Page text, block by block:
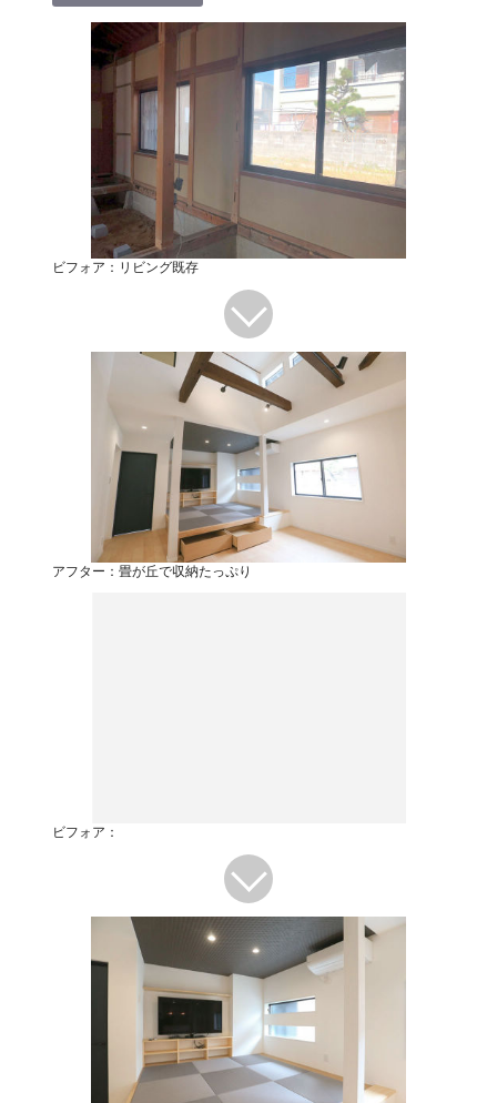
ビフォア：リビング既存
アフター：畳が丘で収納たっぷり
ビフォア：